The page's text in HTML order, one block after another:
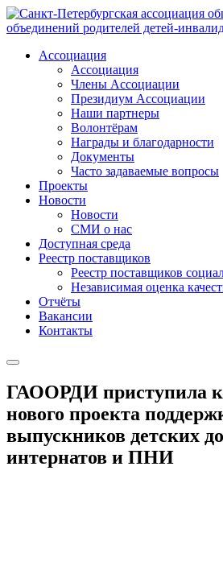
Ассоциация
Ассоциация
Члены Ассоциации
Президиум Ассоциации
Наши партнеры
Волонтёрам
Награды и благодарности
Документы
Часто задаваемые вопросы
Проекты
Новости
Новости
СМИ о нас
Доступная среда
Реестр поставщиков
Реестр поставщиков
Независимая оценка
Отчёты
Вакансии
Контакты
ГАООРДИ приступила к
нового проекта
выпускников детских
интернатов и ПНИ